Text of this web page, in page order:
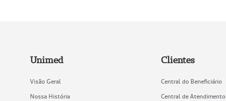
Unimed
Visão Geral
Nossa História
Clientes
Central do Beneficiário
Central de Atendimento